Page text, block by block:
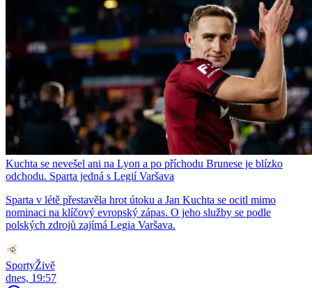
Kuchta se nevešel ani na Lyon a po příchodu Brunese je blízko
odchodu. Sparta jedná s Legií Varšava
Sparta v létě přestavěla hrot útoku a Jan Kuchta se ocitl mimo
nominaci na klíčový evropský zápas. O jeho služby se podle
polských zdrojů zajímá Legia Varšava.
SportyŽivě
dnes, 19:57